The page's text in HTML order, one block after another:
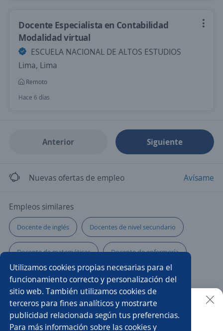
Docente Especialista en Contabilidad
Modalidad virtual
ESCUELA NACIONAL DE ALTOS ESTUDIOS
Lima, Lima
Remoto
Hace 6 días
Anterior Siguiente
Nuevas ofertas de empleo Avísame
Empleos similares
Docente de inglés Docentes de nivel secundario
Docente de matemáticas Docente de enfermería
Docente de derecho Auxiliar control escolar
Docente de ciencias sociales Asistente educativo
Profesor/a Docente Docentes nivel primaria
Buscar es más fácil en la app
Utilizamos cookies propias necesarias para el
funcionamiento correcto y personalización del
sitio web. También utilizamos cookies de
terceros para fines analíticos y mostrarte
publicidad relacionada según tus preferencias.
Para más información sobre las cookies y